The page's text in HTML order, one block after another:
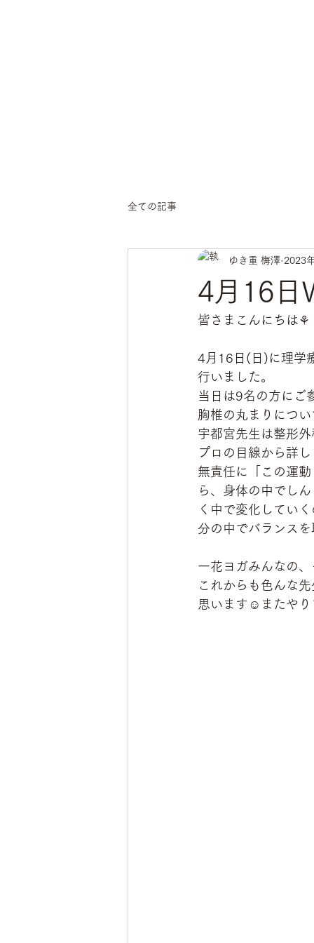
全ての記事
4月16日
ゆき重 梅澤 2023
皆さまこんにちは⚘
4月16日(日)に理学
行いました。
当日は9名の方にご
胸椎の丸まりにつ
宇都宮先生は整形
プロの目線から詳
無責任に「この運
ら、身体の中でし
く中で変化してい
分の中でバランス
一花ヨガみんなの
これからも色んな
思います☺またやり